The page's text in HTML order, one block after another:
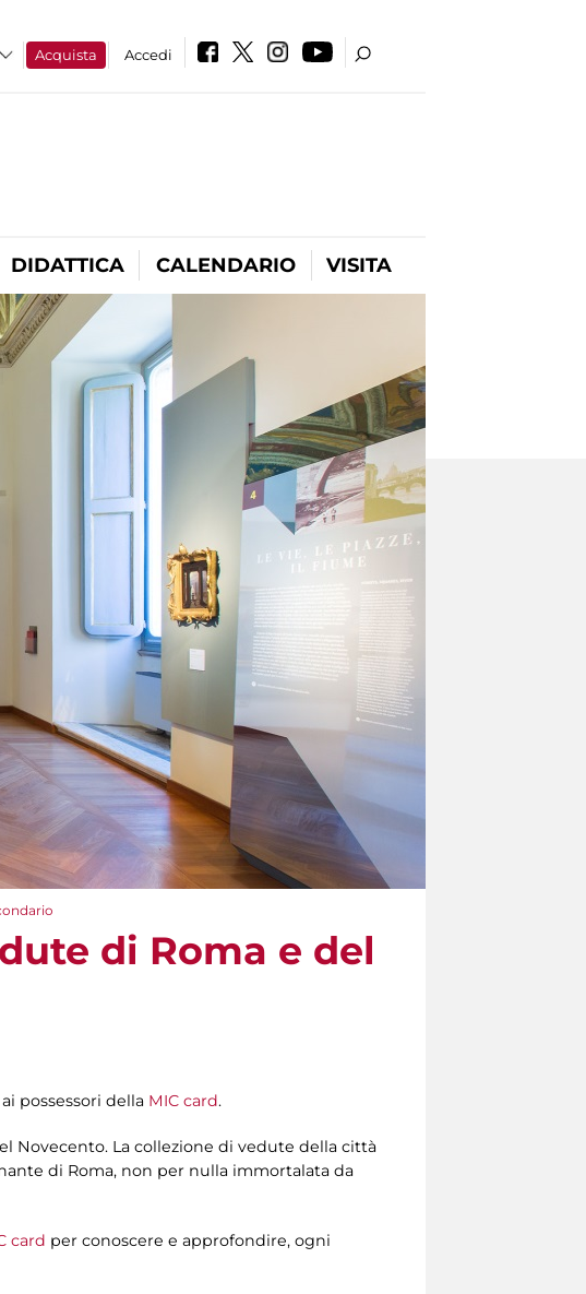
Acquista Accedi
DIDATTICA CALENDARIO VISITA
di Roma e del
possessori della MIC card.
Novecento. La collezione di vedute della città
di Roma, non per nulla immortalata da
card per conoscere e approfondire, ogni